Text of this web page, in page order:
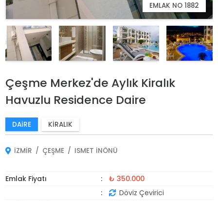
EMLAK NO 1882
Çeşme Merkez'de Aylık Kiralık
Havuzlu Residence Daire
DAIRE KIRALIK
İZMIR ÇEŞME ISMET İNÖNÜ
Emlak Fiyatı
₺ 350.000
Döviz Çevirici